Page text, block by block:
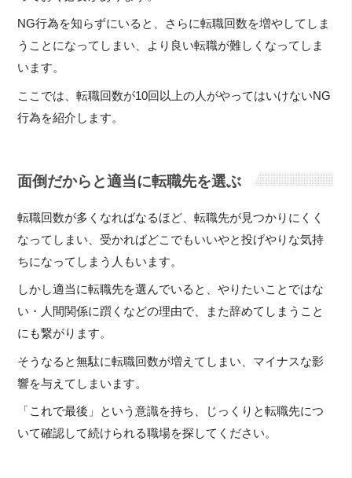
NG行為を知らずにいると、さらに転職回数を増やしてしま
うことになってしまい、より良い転職が難しくなってしま
います。
ここでは、転職回数が10回以上の人がやってはいけないNG
行為を紹介します。
面倒だからと適当に転職先を選ぶ
転職回数が多くなればなるほど、転職先が見つかりにくく
なってしまい、受かればどこでもいいやと投げやりな気持
ちになってしまう人もいます。
しかし適当に転職先を選んでいると、やりたいことではな
い・人間関係に躓くなどの理由で、また辞めてしまうこと
にも繋がります。
そうなると無駄に転職回数が増えてしまい、マイナスな影
響を与えてしまいます。
「これで最後」という意識を持ち、じっくりと転職先につ
いて確認して続けられる職場を探してください。